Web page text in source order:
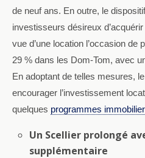
de neuf ans. En outre, le
investisseurs désireux
vue d’une location l’occasion de
29 % dans les Dom-Tom, avec
En adoptant de telles mesures,
encourager l’investissement
quelques programmes
Un Scellier prolongé
supplémentaire